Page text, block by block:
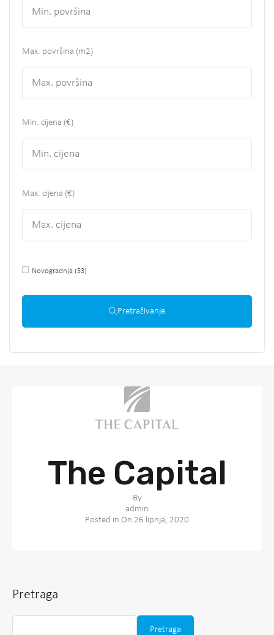
Max. površina (m2)
Min. cijena (€)
Max. cijena (€)
Novogradnja (53)
Pretraživanje
The Capital
By
admin
Posted in On 26 lipnja, 2020
Pretraga
Pretraga